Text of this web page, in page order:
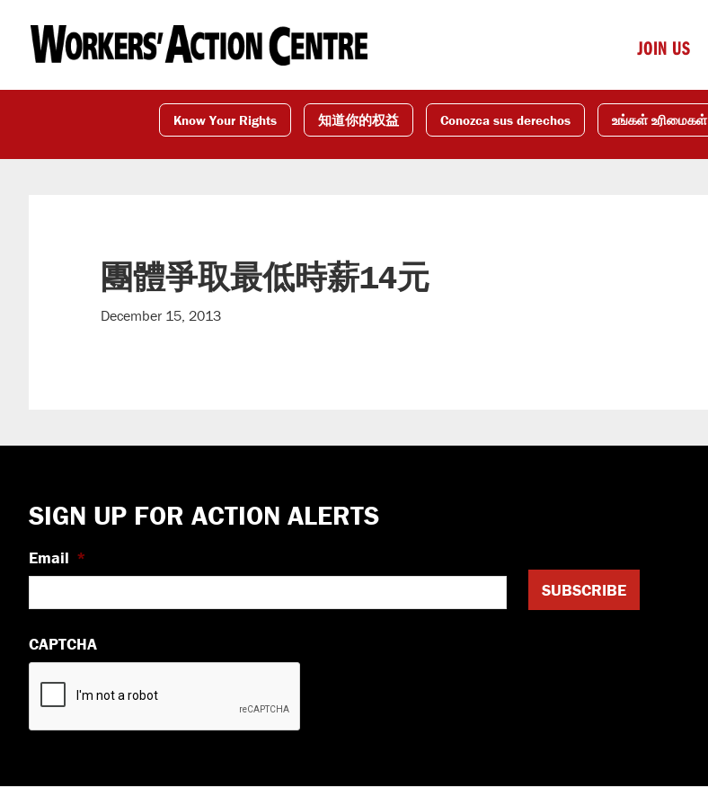
primary
navigation
main
content
footer
JOIN US
Know Your Rights 知道你的权益 Conozca sus derechos உங்கள் உரிமைகள்
團體爭取最低時薪14元
December 15, 2013
Footer
SIGN UP FOR ACTION ALERTS
Email *
CAPTCHA